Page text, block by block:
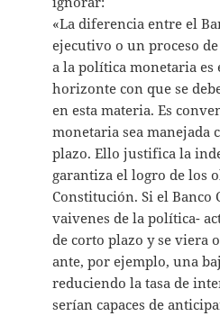
«La diferencia entre el
ejecutivo o un proceso
a la política monetaria es
horizonte con que se
en esta materia. Es
monetaria sea manejada
plazo. Ello justifica la
garantiza el logro de los
Constitución. Si el Banco
vaivenes de la política-
de corto plazo y se viera
ante, por ejemplo, una
reduciendo la tasa de
serían capaces de